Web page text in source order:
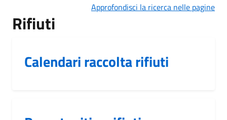
Approfondisci la ricerca nelle pagine
Rifiuti
Calendari raccolta rifiuti